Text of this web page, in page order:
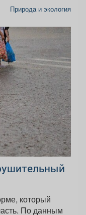
Природа и экология
который